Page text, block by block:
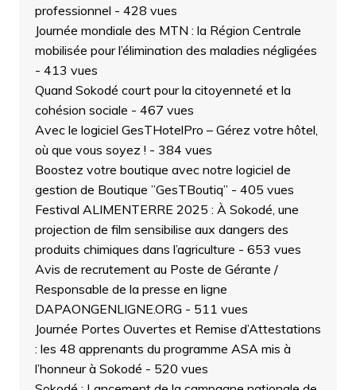
professionnel - 428 vues
Journée mondiale des MTN : la Région Centrale
mobilisée pour l’élimination des maladies négligées
- 413 vues
Quand Sokodé court pour la citoyenneté et la
cohésion sociale - 467 vues
Avec le logiciel GesTHotelPro – Gérez votre hôtel,
où que vous soyez ! - 384 vues
Boostez votre boutique avec notre logiciel de
gestion de Boutique ”GesTBoutiq” - 405 vues
Festival ALIMENTERRE 2025 : À Sokodé, une
projection de film sensibilise aux dangers des
produits chimiques dans l’agriculture - 653 vues
Avis de recrutement au Poste de Gérante /
Responsable de la presse en ligne
DAPAONGENLIGNE.ORG - 511 vues
Journée Portes Ouvertes et Remise d’Attestations
: les 48 apprenants du programme ASA mis à
l’honneur à Sokodé - 520 vues